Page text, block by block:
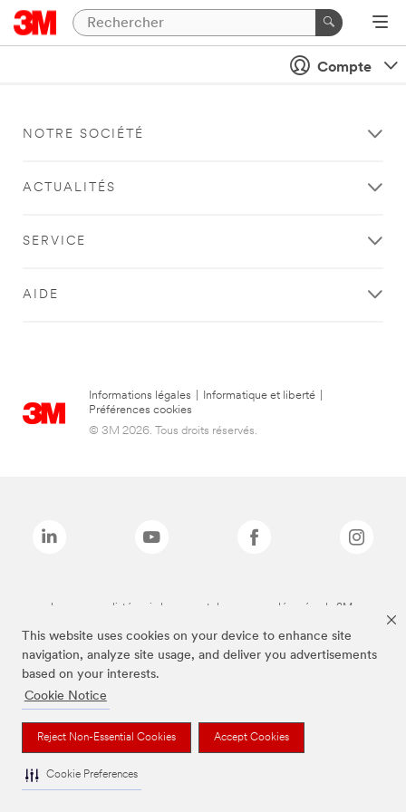
This website uses cookies on your device to enhance site
navigation, analyze site usage, and deliver you advertisements
based on your interests.
Cookie Notice
Reject Non-Essential Cookies Accept Cookies
Cookie Preferences
Compte
NOTRE SOCIÉTÉ
ACTUALITÉS
SERVICE
AIDE
Informations légales Informatique et liberté
Préférences cookies
© 3M 2026. Tous droits réservés.
Les marques listées ci-dessus sont des marques déposées de 3M.